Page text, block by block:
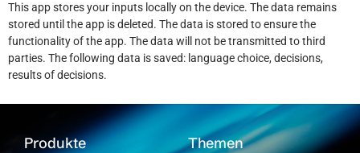
This app stores your inputs locally on the device. The data remains
stored until the app is deleted. The data is stored to ensure the
functionality of the app. The data will not be transmitted to third
parties. The following data is saved: language choice, decisions,
results of decisions.
Produkte Themen